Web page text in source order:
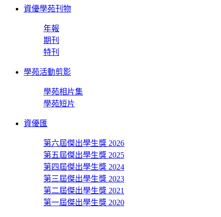
資優學苑刊物
年報
期刊
特刊
學苑活動剪影
學苑相片集
學苑短片
資優匯
第六屆傑出學生獎 2026
第五屆傑出學生獎 2025
第四屆傑出學生獎 2024
第三屆傑出學生獎 2023
第二屆傑出學生獎 2021
第一屆傑出學生獎 2020